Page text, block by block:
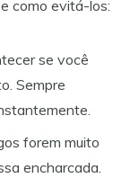
como evitá-los:
se você
Sempre
forem muito
encharcada.